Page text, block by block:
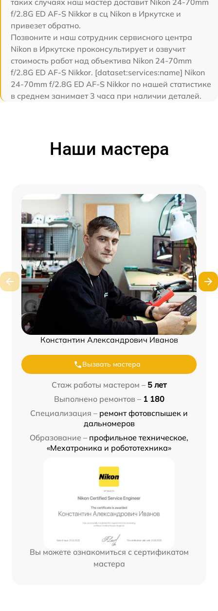
таких случаях наш мастер доставит Nikon 24-70mm
f/2.8G ED AF-S Nikkor в сц Nikon в Иркутске и
привезет обратно.
Позвоните и наш сотрудник сервисного центра
Nikon в Иркутске проконсультирует и озвучит
стоимость работ над объектива Nikon 24-70mm
f/2.8G ED AF-S Nikkor. [dataset:services:name] Nikon
24-70mm f/2.8G ED AF-S Nikkor по нашей статистике
в среднем занимает 3 часа при наличии деталей.
Наши мастера
Константин Александрович Иванов
Вызвать мастера
Стаж работы мастером – 5 лет
Выполнено ремонтов – 1 180
Специализация – ремонт фотовспышек и
дальномеров
Образование – профильное техническое,
«Мехатроника и робототехника»
Вы можете ознакомиться с сертификатом
мастера